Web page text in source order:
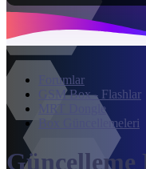
Forumlar
GSM Box - Flashlar
MRT Dongle
Box Güncellemeleri
Güncelleme